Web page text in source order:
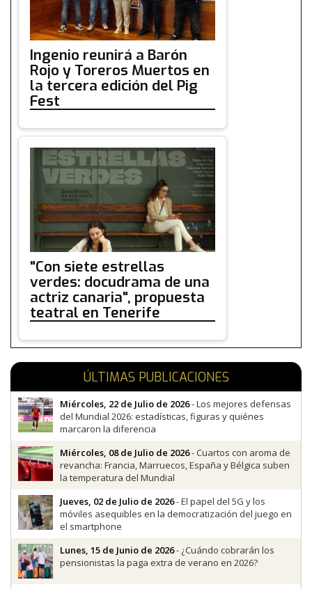
Ingenio reunirá a Barón
Rojo y Toreros Muertos en
la tercera edición del Pig
Fest
"Con siete estrellas
verdes: docudrama de una
actriz canaria", propuesta
teatral en Tenerife
ÚLTIMAS PUBLICACIONES
Miércoles, 22 de Julio de 2026- Los mejores defensas
del Mundial 2026: estadísticas, figuras y quiénes
marcaron la diferencia
Miércoles, 08 de Julio de 2026- Cuartos con aroma de
revancha: Francia, Marruecos, España y Bélgica suben
la temperatura del Mundial
Jueves, 02 de Julio de 2026- El papel del 5G y los
móviles asequibles en la democratización del juego en
el smartphone
Lunes, 15 de Junio de 2026- ¿Cuándo cobrarán los
pensionistas la paga extra de verano en 2026?